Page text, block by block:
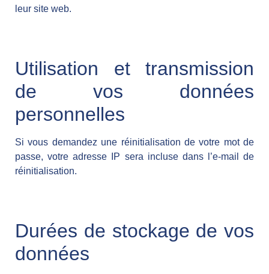
leur site web.
Utilisation et transmission
de vos données
personnelles
Si vous demandez une réinitialisation de votre mot de
passe, votre adresse IP sera incluse dans l’e-mail de
réinitialisation.
Durées de stockage de vos
données